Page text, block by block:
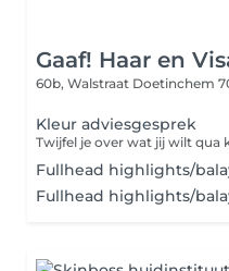
Gaaf! Haar en
60b, Walstraat Doetinchem
Kleur adviesgesprek
Fullhead highlights/
Fullhead highlights/